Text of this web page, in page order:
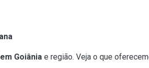
Goiânia e região. Veja o que